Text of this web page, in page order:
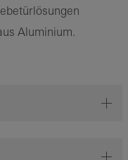
Aluminium.